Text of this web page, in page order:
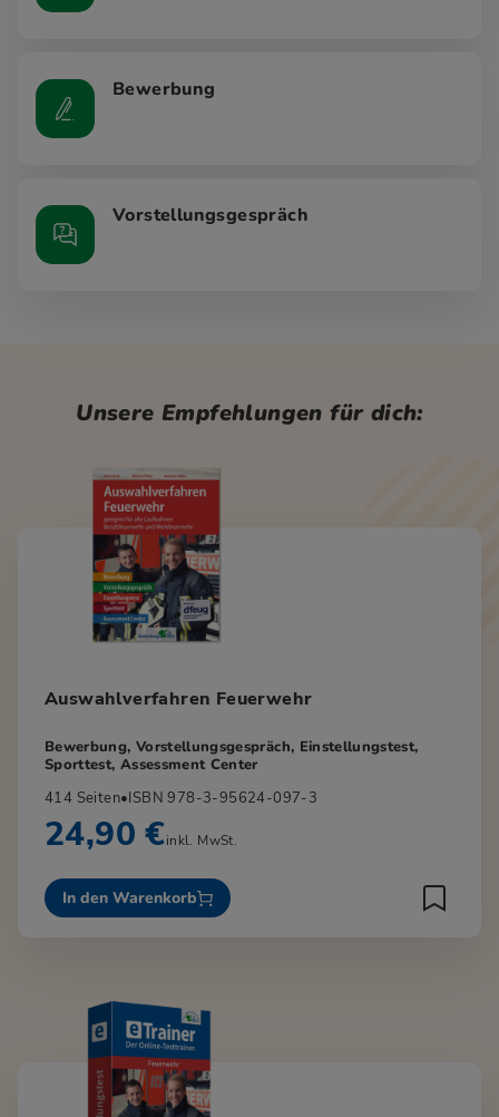
Bewerbung
Vorstellungsgespräch
Unsere Empfehlungen für dich:
Auswahlverfahren Feuerwehr
Bewerbung, Vorstellungsgespräch, Einstellungstest,
Sporttest, Assessment Center
414 Seiten•ISBN 978-3-95624-097-3
24,90 €inkl. MwSt.
In den Warenkorb